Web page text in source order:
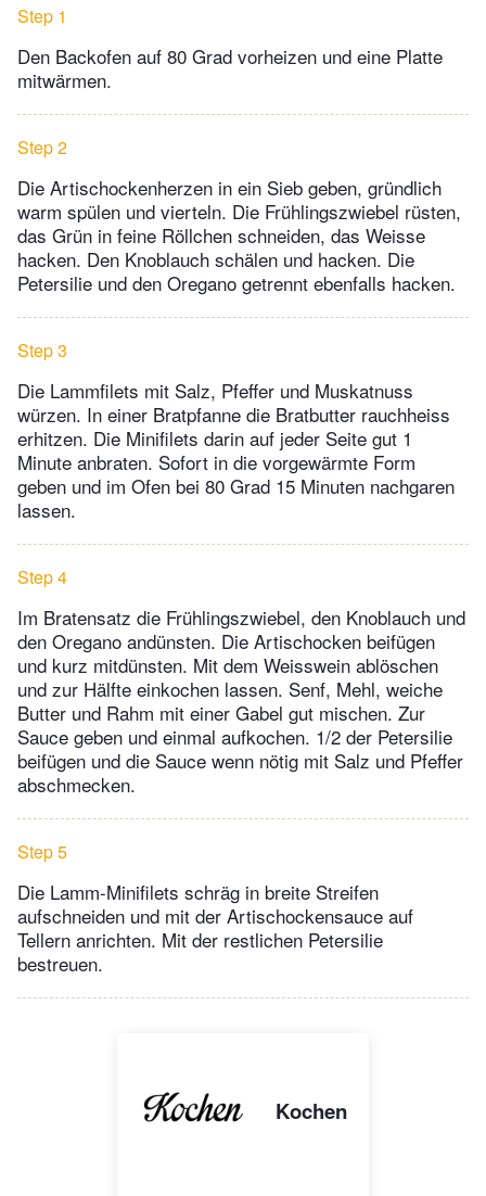
Step 1
Den Backofen auf 80 Grad vorheizen und eine Platte
mitwärmen.
Step 2
Die Artischockenherzen in ein Sieb geben, gründlich
warm spülen und vierteln. Die Frühlingszwiebel rüsten,
das Grün in feine Röllchen schneiden, das Weisse
hacken. Den Knoblauch schälen und hacken. Die
Petersilie und den Oregano getrennt ebenfalls hacken.
Step 3
Die Lammfilets mit Salz, Pfeffer und Muskatnuss
würzen. In einer Bratpfanne die Bratbutter rauchheiss
erhitzen. Die Minifilets darin auf jeder Seite gut 1
Minute anbraten. Sofort in die vorgewärmte Form
geben und im Ofen bei 80 Grad 15 Minuten nachgaren
lassen.
Step 4
Im Bratensatz die Frühlingszwiebel, den Knoblauch und
den Oregano andünsten. Die Artischocken beifügen
und kurz mitdünsten. Mit dem Weisswein ablöschen
und zur Hälfte einkochen lassen. Senf, Mehl, weiche
Butter und Rahm mit einer Gabel gut mischen. Zur
Sauce geben und einmal aufkochen. 1/2 der Petersilie
beifügen und die Sauce wenn nötig mit Salz und Pfeffer
abschmecken.
Step 5
Die Lamm-Minifilets schräg in breite Streifen
aufschneiden und mit der Artischockensauce auf
Tellern anrichten. Mit der restlichen Petersilie
bestreuen.
Kochen